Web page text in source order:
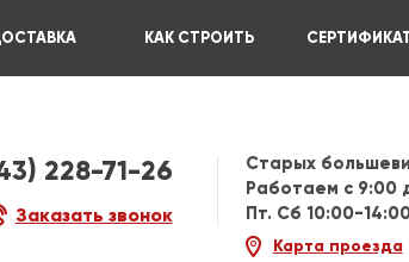
КАК СТРОИТЬ
228-71-26
Заказать звонок
Старых
Работаем c 9:00
Пт. Сб 10:00-
Карта проезда